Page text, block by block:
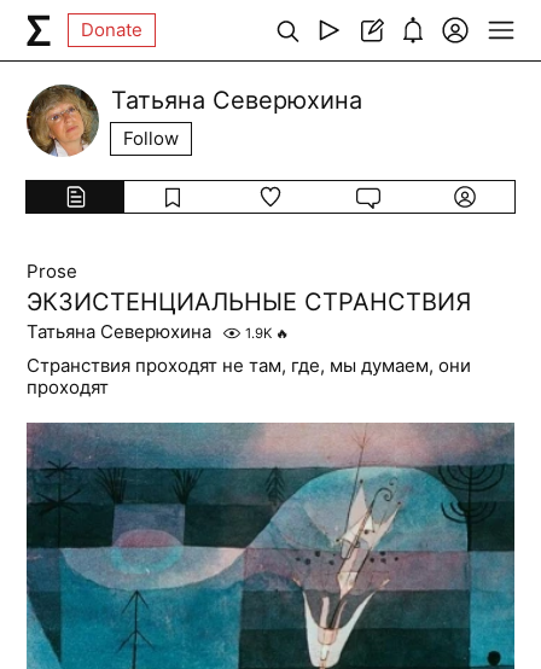
Donate
Татьяна Северюхина
Follow
Prose
ЭКЗИСТЕНЦИАЛЬНЫЕ СТРАНСТВИЯ
Татьяна Северюхина 1.9K 🔥
Странствия проходят не там, где, мы думаем, они
проходят